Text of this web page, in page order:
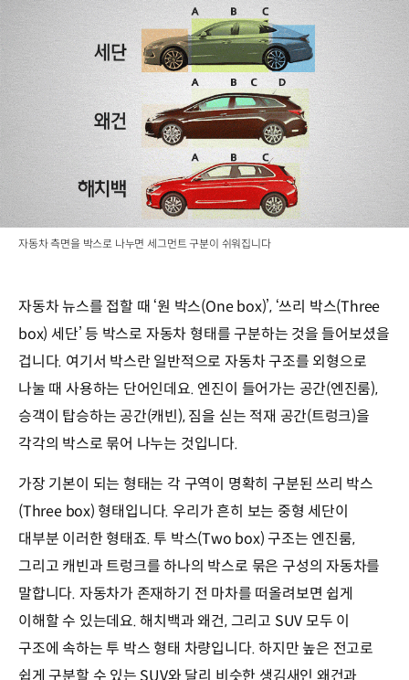
자동차 측면을 박스로 나누면 세그먼트 구분이 쉬워집니다
자동차 뉴스를 접할 때 ‘원 박스(One box)’, ‘쓰리 박스(Three
box) 세단’ 등 박스로 자동차 형태를 구분하는 것을 들어보셨을
겁니다. 여기서 박스란 일반적으로 자동차 구조를 외형으로
나눌 때 사용하는 단어인데요. 엔진이 들어가는 공간(엔진룸),
승객이 탑승하는 공간(캐빈), 짐을 싣는 적재 공간(트렁크)을
각각의 박스로 묶어 나누는 것입니다.
가장 기본이 되는 형태는 각 구역이 명확히 구분된 쓰리 박스
(Three box) 형태입니다. 우리가 흔히 보는 중형 세단이
대부분 이러한 형태죠. 투 박스(Two box) 구조는 엔진룸,
그리고 캐빈과 트렁크를 하나의 박스로 묶은 구성의 자동차를
말합니다. 자동차가 존재하기 전 마차를 떠올려보면 쉽게
이해할 수 있는데요. 해치백과 왜건, 그리고 SUV 모두 이
구조에 속하는 투 박스 형태 차량입니다. 하지만 높은 전고로
쉽게 구분할 수 있는 SUV와 달리 비슷한 생김새인 왜건과